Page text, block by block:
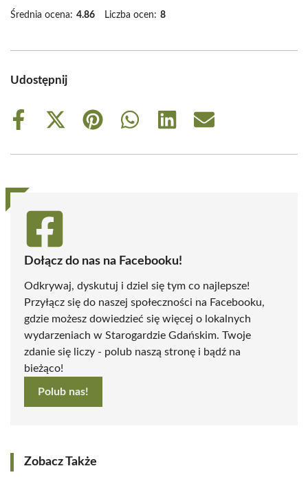
Średnia ocena: 4.86 Liczba ocen: 8
Udostępnij
Share
Share
(Twitter)
Share
Share
Share
Share
Dołącz do nas na Facebooku!
Odkrywaj, dyskutuj i dziel się tym co najlepsze!
Przyłącz się do naszej społeczności na Facebooku,
gdzie możesz dowiedzieć się więcej o lokalnych
wydarzeniach w Starogardzie Gdańskim. Twoje
zdanie się liczy - polub naszą stronę i bądź na
bieżąco!
Polub nas!
Zobacz Także